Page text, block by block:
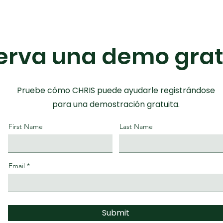
una demo
Pruebe cómo CHRIS puede ayudarle registrándose
para una demostración gratuita.
First Name Last Name
Email
Submit